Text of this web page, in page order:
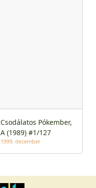
Csodálatos Pókember,
A (1989) #1/127
1999. december